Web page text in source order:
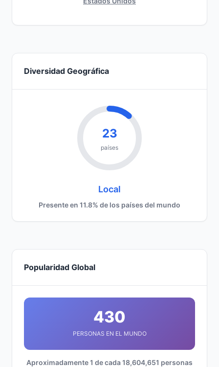
Diversidad Geográfica
23
países
Local
Presente en 11.8% de los países del mundo
Popularidad Global
430
PERSONAS EN EL MUNDO
Aproximadamente 1 de cada 18,604,651 personas